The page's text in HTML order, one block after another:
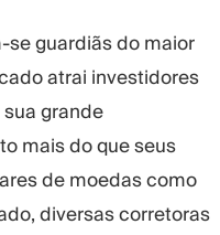
se guardiãs do maior
atrai investidores
grande
mais do que seus
de moedas como
diversas corretoras